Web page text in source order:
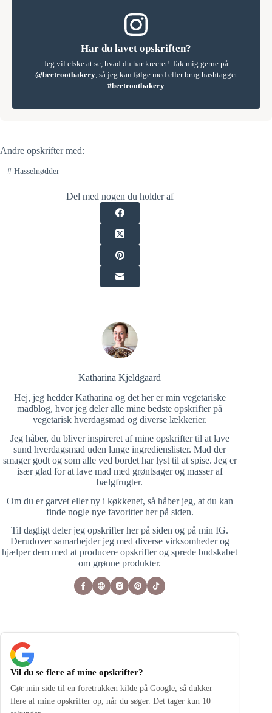
Har du lavet opskriften?
Jeg vil elske at se, hvad du har kreeret! Tak mig gerne på
@beetrootbakery, så jeg kan følge med eller brug hashtagget
#beetrootbakery
Andre opskrifter med:
#Hasselnødder
Del med nogen du holder af
Katharina Kjeldgaard
Hej, jeg hedder Katharina og det her er min vegetariske
madblog, hvor jeg deler alle mine bedste opskrifter på
vegetarisk hverdagsmad og diverse lækkerier.
Jeg håber, du bliver inspireret af mine opskrifter til at lave
sund hverdagsmad uden lange ingredienslister. Mad der
smager godt og som alle ved bordet har lyst til at spise. Jeg er
især glad for at lave mad med grøntsager og masser af
bælgfrugter.
Om du er garvet eller ny i køkkenet, så håber jeg, at du kan
finde nogle nye favoritter her på siden.
Til dagligt deler jeg opskrifter her på siden og på min IG.
Derudover samarbejder jeg med diverse virksomheder og
hjælper dem med at producere opskrifter og sprede budskabet
om grønne produkter.
Vil du se flere af mine opskrifter?
Gør min side til en foretrukken kilde på Google, så dukker
flere af mine opskrifter op, når du søger. Det tager kun 10